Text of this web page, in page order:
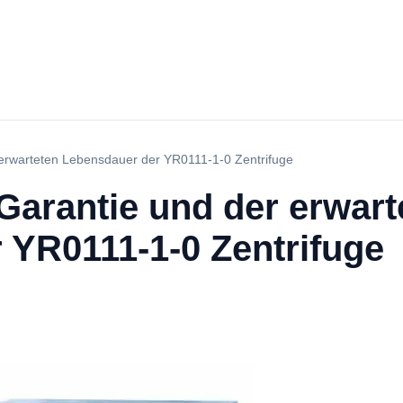
Lebensdauer der YR0111-1-0 Zentrifuge
und der
1-0 Zentrifuge